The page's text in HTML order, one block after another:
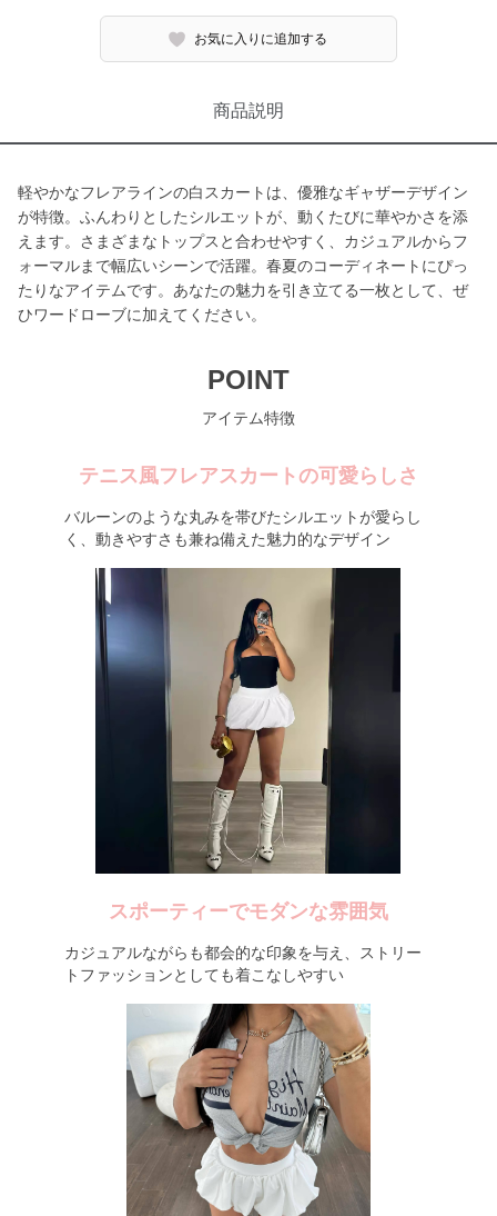
お気に入りに追加する
商品説明
軽やかなフレアラインの白スカートは、優雅なギャザーデザイン
が特徴。ふんわりとしたシルエットが、動くたびに華やかさを添
えます。さまざまなトップスと合わせやすく、カジュアルからフ
ォーマルまで幅広いシーンで活躍。春夏のコーディネートにぴっ
たりなアイテムです。あなたの魅力を引き立てる一枚として、ぜ
ひワードローブに加えてください。
POINT
アイテム特徴
テニス風フレアスカートの可愛らしさ
バルーンのような丸みを帯びたシルエットが愛らし
く、動きやすさも兼ね備えた魅力的なデザイン
スポーティーでモダンな雰囲気
カジュアルながらも都会的な印象を与え、ストリー
トファッションとしても着こなしやすい